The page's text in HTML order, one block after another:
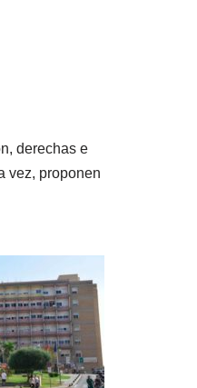
derechas e
vez, proponen